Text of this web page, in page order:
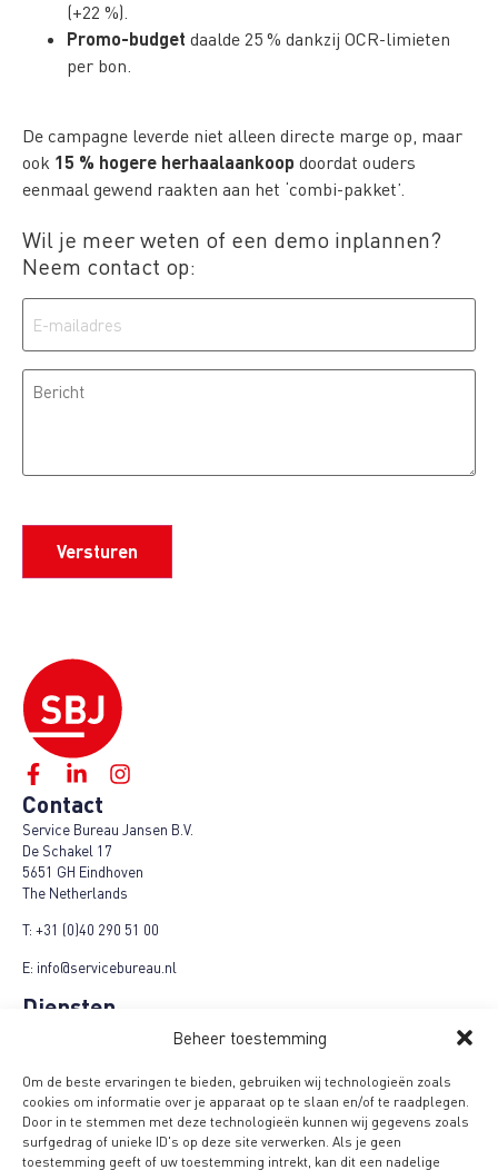
Beheer toestemming
Om de beste ervaringen te bieden, gebruiken wij technologieën zoals
cookies om informatie over je apparaat op te slaan en/of te raadplegen.
Door in te stemmen met deze technologieën kunnen wij gegevens zoals
surfgedrag of unieke ID's op deze site verwerken. Als je geen
toestemming geeft of uw toestemming intrekt, kan dit een nadelige
(+22 %).
Promo-budget daalde 25 % dankzij OCR-limieten
per bon.
De campagne leverde niet alleen directe marge op, maar
ook 15 % hogere herhaalaankoop doordat ouders
eenmaal gewend raakten aan het ‘combi-pakket’.
Wil je meer weten of een demo inplannen?
Neem contact op:
E-
mailadres
Bericht
Contact
Service Bureau Jansen B.V.
De Schakel 17
5651 GH Eindhoven
The Netherlands
T: +31 (0)40 290 51 00
E: info@servicebureau.nl
Diensten
E-Fulfilment Plus
Refund-Repair-Return
Cashback campagnes
Product + campagnes
Loyalty campagnes